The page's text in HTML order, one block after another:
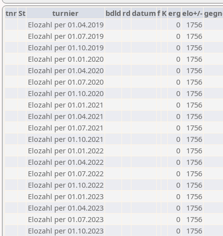
tnrSt turnier bdld rd datumf Kerg elo+/-
Elozahl per 01.04.2019
0
1756
Elozahl per 01.07.2019
0
1756
Elozahl per 01.10.2019
0
1756
Elozahl per 01.01.2020
0
1756
Elozahl per 01.04.2020
0
1756
Elozahl per 01.07.2020
0
1756
Elozahl per 01.10.2020
0
1756
Elozahl per 01.01.2021
0
1756
Elozahl per 01.04.2021
0
1756
Elozahl per 01.07.2021
0
1756
Elozahl per 01.10.2021
0
1756
Elozahl per 01.01.2022
0
1756
Elozahl per 01.04.2022
0
1756
Elozahl per 01.07.2022
0
1756
Elozahl per 01.10.2022
0
1756
Elozahl per 01.01.2023
0
1756
Elozahl per 01.04.2023
0
1756
Elozahl per 01.07.2023
0
1756
Elozahl per 01.10.2023
0
1756